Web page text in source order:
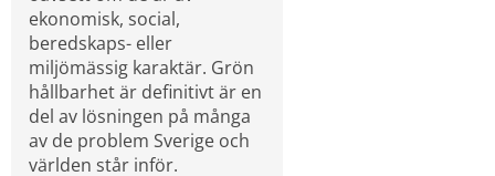
ekonomisk, social,
beredskaps- eller
miljömässig karaktär. Grön
hållbarhet är definitivt är en
del av lösningen på många
av de problem Sverige och
världen står inför.